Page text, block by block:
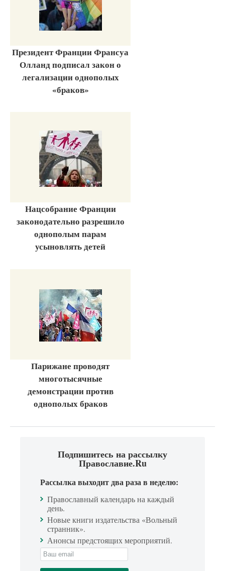
Президент Франции Франсуа
Олланд подписал закон о
легализации однополых
«браков»
Нацсобрание Франции
законодательно разрешило
однополым парам
усыновлять детей
Парижане проводят
многотысячные
демонстрации против
однополых браков
Подпишитесь на рассылку
Православие.Ru
Рассылка выходит два раза в неделю:
Православный календарь на каждый
день.
Новые книги издательства «Вольный
странник».
Анонсы предстоящих мероприятий.